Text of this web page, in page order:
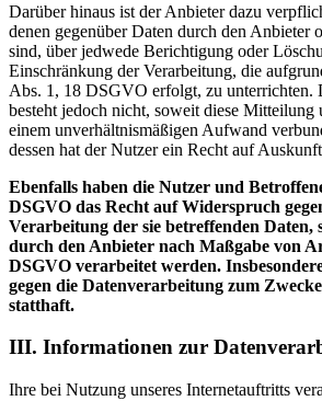
Darüber hinaus ist der Anbieter dazu
denen gegenüber Daten durch den Anbieter
sind, über jedwede Berichtigung oder
Einschränkung der Verarbeitung, die
Abs. 1, 18 DSGVO erfolgt, zu unterrichten.
besteht jedoch nicht, soweit diese
einem unverhältnismäßigen Aufwand
dessen hat der Nutzer ein Recht auf
Ebenfalls haben die Nutzer und
DSGVO das Recht auf Widerspruch
Verarbeitung der sie betreffenden Daten,
durch den Anbieter nach Maßgabe von
DSGVO verarbeitet werden.
gegen die Datenverarbeitung zum
statthaft.
III. Informationen zur
Ihre bei Nutzung unseres Internetauftritts